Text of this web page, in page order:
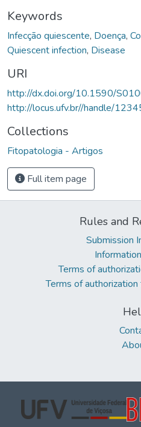
Keywords
Infecção quiescente, Doença,
Quiescent infection, Disease
URI
http://dx.doi.org/10.1590/
http://locus.ufv.br//handle/
Collections
Fitopatologia - Artigos
Full item page
Rules and
Submission
Terms of
Terms of